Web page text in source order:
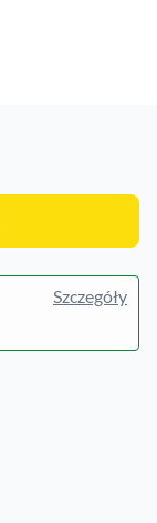
Szczegóły